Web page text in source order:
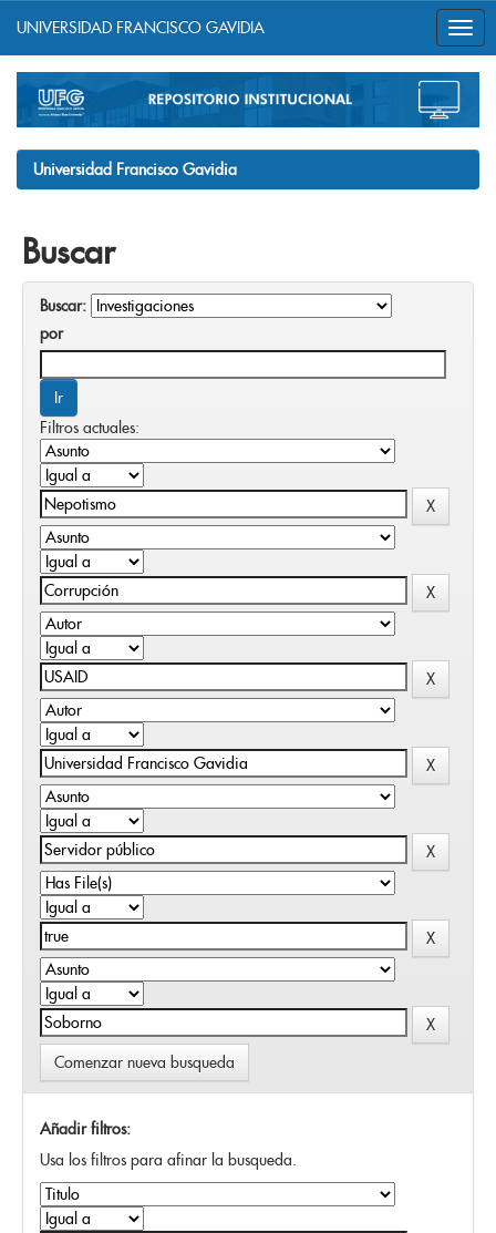
navigation
UNIVERSIDAD FRANCISCO GAVIDIA
Universidad Francisco Gavidia
Buscar
Buscar:
por
Filtros actuales:
Comenzar nueva busqueda
Añadir filtros:
Usa los filtros para afinar la busqueda.